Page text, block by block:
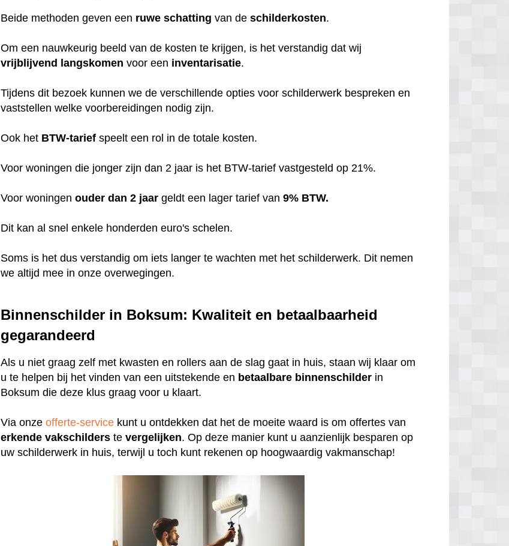
Beide methoden geven een ruwe schatting van deschilderkosten.
Om een nauwkeurig beeld van de kosten te krijgen, is het verstandig dat wij
vrijblijvend langskomen voor een inventarisatie.
Tijdens dit bezoek kunnen we de verschillende opties voor schilderwerk bespreken en
vaststellen welke voorbereidingen nodig zijn.
Ook het BTW-tarief speelt een rol in de totale kosten.
Voor woningen die jonger zijn dan 2 jaar is het BTW-tarief vastgesteld op 21%.
Voor woningenouder dan 2 jaar geldt een lager tarief van9% BTW.
Dit kan al snel enkele honderden euro's schelen.
Soms is het dus verstandig om iets langer te wachten met het schilderwerk. Dit nemen
we altijd mee in onze overwegingen.
Binnenschilder in Boksum: Kwaliteit en betaalbaarheid
gegarandeerd
Als u niet graag zelf met kwasten en rollers aan de slag gaat in huis, staan wij klaar om
u te helpen bij het vinden van een uitstekende en betaalbare binnenschilder in
Boksum die deze klus graag voor u klaart.
Via onzeofferte-service kunt u ontdekken dat het de moeite waard is om offertes van
erkende vakschilders tevergelijken. Op deze manier kunt u aanzienlijk besparen op
uw schilderwerk in huis, terwijl u toch kunt rekenen op hoogwaardig vakmanschap!